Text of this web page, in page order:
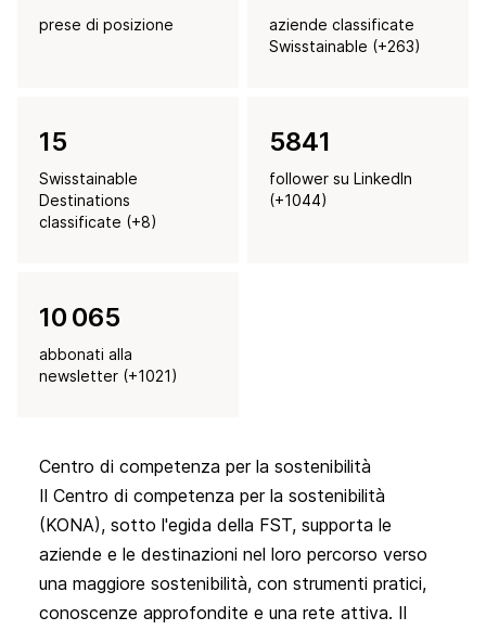
prese di posizione
aziende classificate
Swisstainable (+263)
16
Swisstainable
Destinations
classificate (+8)
5842
follower su LinkedIn
(+1044)
10 065
abbonati alla
newsletter (+1021)
Centro di competenza per la sostenibilità
Il Centro di competenza per la sostenibilità
(KONA), sotto l'egida della FST, supporta le
aziende e le destinazioni nel loro percorso verso
una maggiore sostenibilità, con strumenti pratici,
conoscenze approfondite e una rete attiva. Il